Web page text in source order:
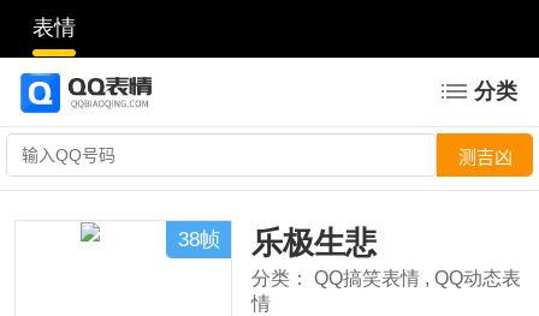
表情
分类
38帧 乐极生悲
分类： QQ搞笑表情 , QQ动态表
情